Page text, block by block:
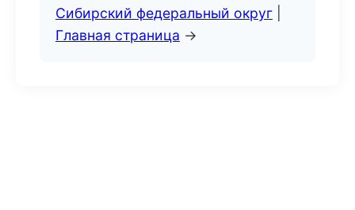
Сибирский федеральный округ
Главная страница →